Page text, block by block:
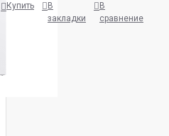
Купить
В
закладки
В
сравнение